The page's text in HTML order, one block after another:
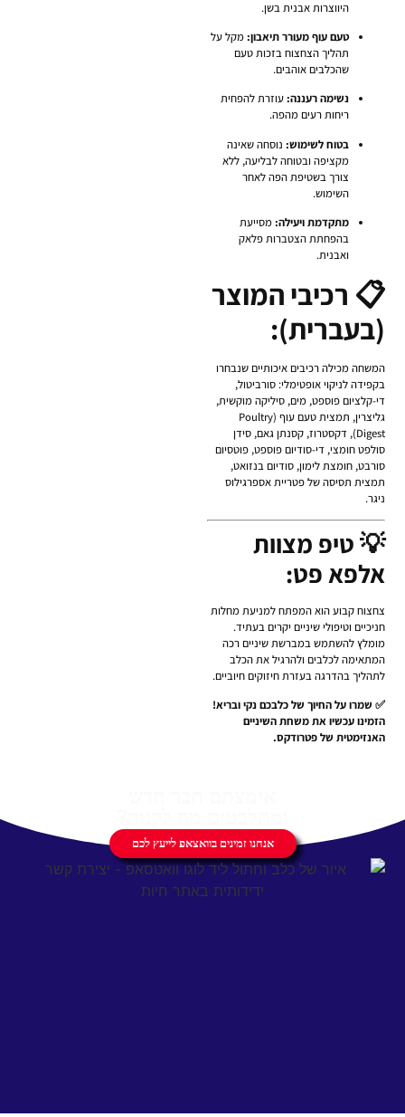
היווצרות אבנית בשן.
טעם עוף מעורר תיאבון:מקל על
תהליך הצחצוח בזכות טעם
שהכלבים אוהבים.
נשימה רעננה:עוזרת להפחית
ריחות רעים מהפה.
בטוח לשימוש: נוסחה שאינה
מקציפה ובטוחה לבליעה, ללא
צורך בשטיפת הפה לאחר
השימוש.
מתקדמת ויעילה:מסייעת
בהפחתת הצטברות פלאק
ואבנית.
📋 רכיבי המוצר
(בעברית):
המשחה מכילה רכיבים איכותיים שנבחרו
בקפידה לניקוי אופטימלי: סורביטול,
די-קלציום פוספט, מים, סיליקה מוקשית,
גליצרין, תמצית טעם עוף (Poultry
Digest), דקסטרוז, קסנתן גאם, סידן
סולפט חומצי, די-סודיום פוספט, פוטסיום
סורבט, חומצת לימון, סודיום בנזואט,
תמצית תסיסה של פטריית אספרגילוס
ניגר.
💡 טיפ מצוות
אלפא פט:
צחצוח קבוע הוא המפתח למניעת מחלות
חניכיים וטיפולי שיניים יקרים בעתיד.
מומלץ להשתמש במברשת שיניים רכה
המתאימה לכלבים ולהרגיל את הכלב
לתהליך בהדרגה בעזרת חיזוקים חיוביים.
✅ שמרו על החיוך של כלבכם נקי ובריא!
הזמינו עכשיו את משחת השיניים
האנזימטית של פטרודקס.
אנחנו זמינים בוואצאפ לייעץ לכם